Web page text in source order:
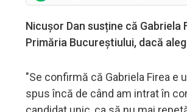
Nicușor Dan susține că
Primăria Bucureștiului, dacă
"Se confirmă că Gabriela Firea e
spus încă de când am intrat în